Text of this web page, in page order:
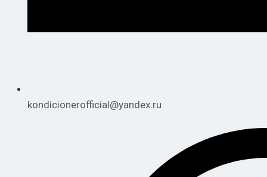
kondicionerofficial@yandex.ru